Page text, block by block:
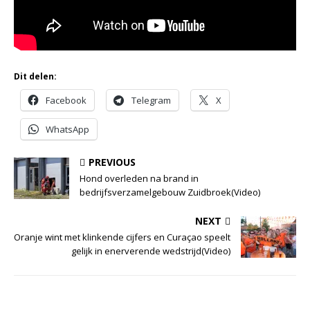
Dit delen:
Facebook Telegram X
WhatsApp
PREVIOUS
Hond overleden na brand in
bedrijfsverzamelgebouw Zuidbroek(Video)
NEXT
Oranje wint met klinkende cijfers en Curaçao speelt
gelijk in enerverende wedstrijd(Video)